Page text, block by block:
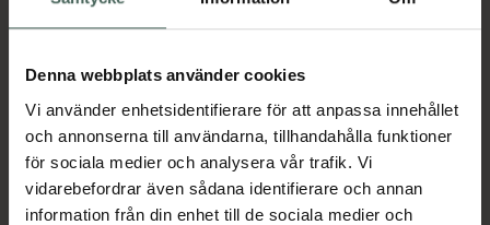
Denna webbplats använder cookies
Vi använder enhetsidentifierare för att anpassa innehållet
och annonserna till användarna, tillhandahålla funktioner
för sociala medier och analysera vår trafik. Vi
vidarebefordrar även sådana identifierare och annan
information från din enhet till de sociala medier och
Din e-postadress
Jag accepterar villkoren
Spara
Aktuella erbjudanden